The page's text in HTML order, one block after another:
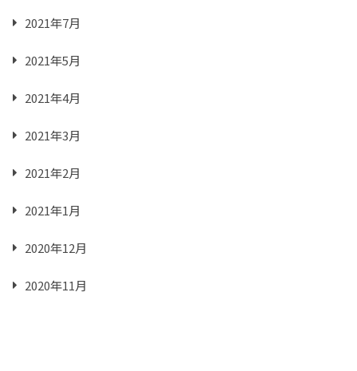
2021年7月
2021年5月
2021年4月
2021年3月
2021年2月
2021年1月
2020年12月
2020年11月